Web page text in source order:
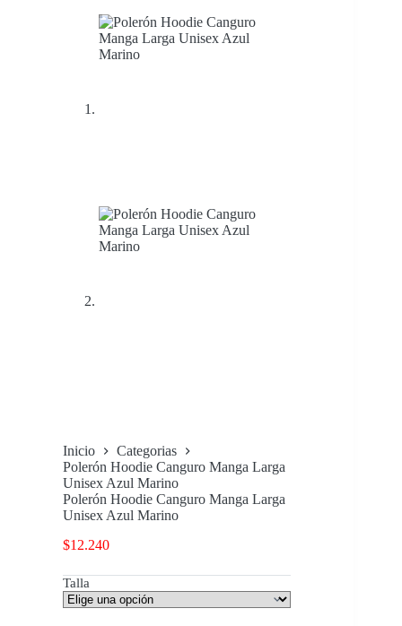
Inicio
Categorias
Polerón Hoodie Canguro Manga Larga
Unisex Azul Marino
Polerón Hoodie Canguro Manga Larga
Unisex Azul Marino
$12.240
Talla